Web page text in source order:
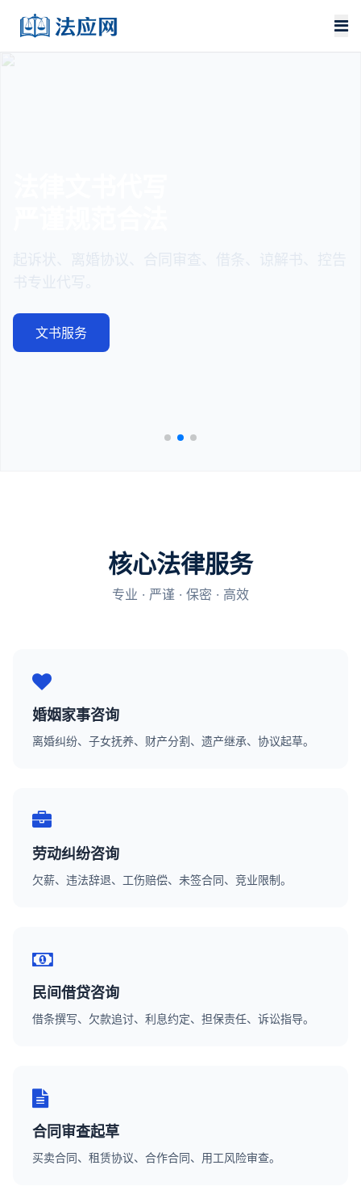
文书服务
核心法律服务
专业 · 严谨 · 保密 · 高效
婚姻家事咨询
离婚纠纷、子女抚养、财产分割、遗产继承、协议起草。
劳动纠纷咨询
欠薪、违法辞退、工伤赔偿、未签合同、竞业限制。
民间借贷咨询
借条撰写、欠款追讨、利息约定、担保责任、诉讼指导。
合同审查起草
买卖合同、租赁协议、合作合同、用工风险审查。